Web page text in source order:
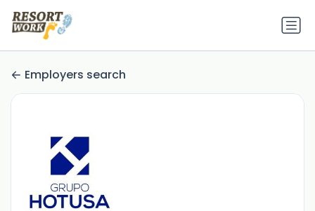
Employers search